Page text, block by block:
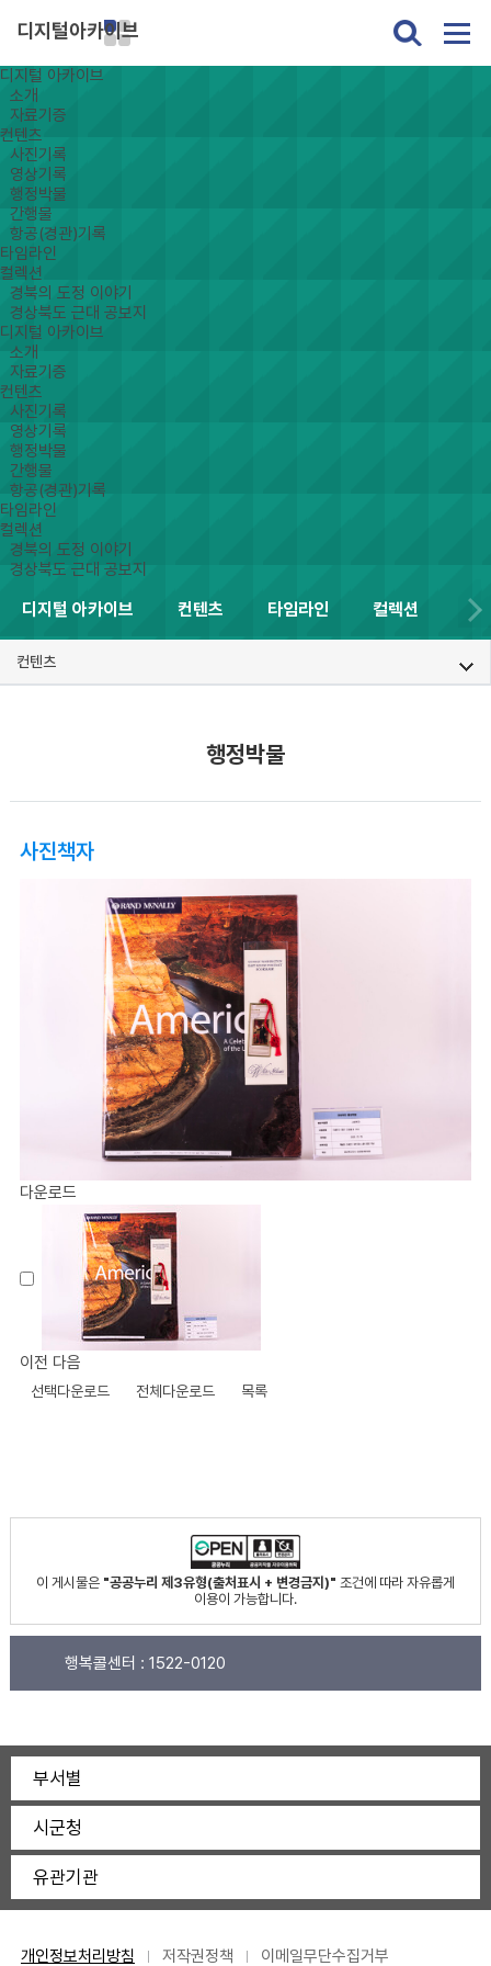
디지털아카이브
디지털 아카이브
소개
자료기증
컨텐츠
사진기록
영상기록
행정박물
간행물
항공(경관)기록
타임라인
컬렉션
경북의 도정 이야기
경상북도 근대 공보지
디지털 아카이브
소개
자료기증
컨텐츠
사진기록
영상기록
행정박물
간행물
항공(경관)기록
타임라인
컬렉션
경북의 도정 이야기
경상북도 근대 공보지
디지털 아카이브 컨텐츠 타임라인 컬렉션
컨텐츠
행정박물
사진책자
다운로드
이전 다음
선택다운로드 전체다운로드 목록
이 게시물은 "공공누리 제3유형(출처표시 + 변경금지)" 조건에 따라 자유롭게
이용이 가능합니다.
행복콜센터 : 1522-0120
부서별
시군청
유관기관
개인정보처리방침 저작권정책 이메일무단수집거부